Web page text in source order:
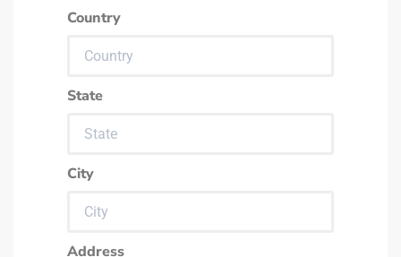
Country
State
City
Address